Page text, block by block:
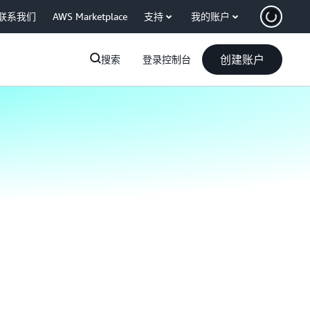
系我们 AWS Marketplace 支持 我的账户
搜索 登录控制台 创建账户